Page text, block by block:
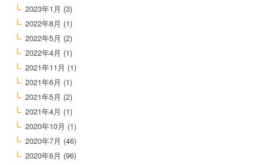
2023年1月 (3)
2022年8月 (1)
2022年5月 (2)
2022年4月 (1)
2021年11月 (1)
2021年6月 (1)
2021年5月 (2)
2021年4月 (1)
2020年10月 (1)
2020年7月 (46)
2020年6月 (96)